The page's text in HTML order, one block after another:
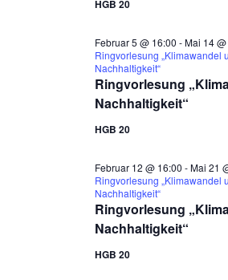
HGB 20
Ringvorlesung
Nachhaltigkeit“
Februar 5 @ 16:00 -Mai 14
Ringvorlesung „Klimawandel
Nachhaltigkeit“
HGB 20
Ringvorlesung
Nachhaltigkeit“
Februar 12 @ 16:00 -Mai 21
Ringvorlesung „Klimawandel
Nachhaltigkeit“
HGB 20